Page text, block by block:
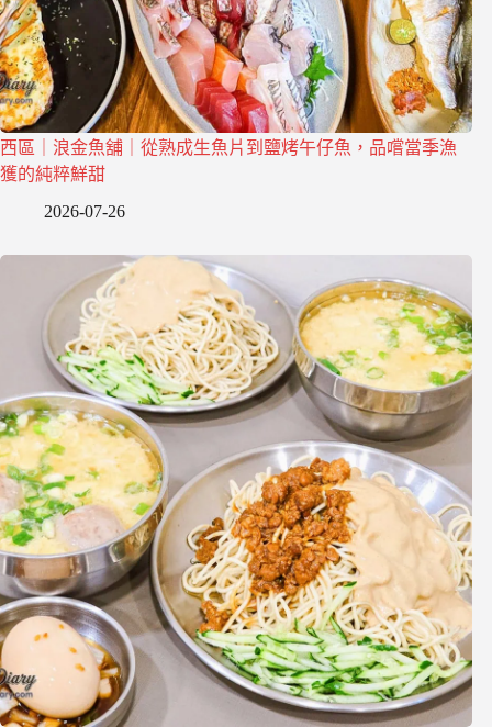
西區｜浪金魚舖｜從熟成生魚片到鹽烤午仔魚，品嚐當季漁
獲的純粹鮮甜
2026-07-26